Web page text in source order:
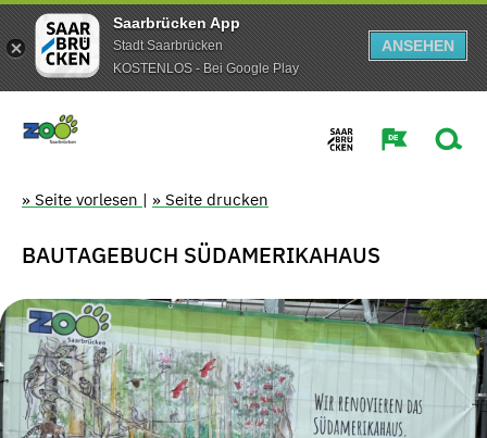
Saarbrücken App
Stadt Saarbrücken
KOSTENLOS - Bei Google Play
ANSEHEN
» Seite vorlesen | » Seite drucken
BAUTAGEBUCH SÜDAMERIKAHAUS